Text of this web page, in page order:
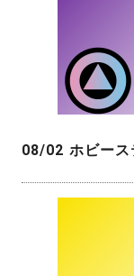
08/02 ホビース